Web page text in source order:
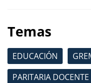
Temas
EDUCACIÓN
PARITARIA DOCENTE